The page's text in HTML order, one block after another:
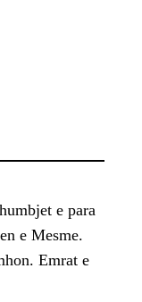
e para
e Mesme.
Emrat e